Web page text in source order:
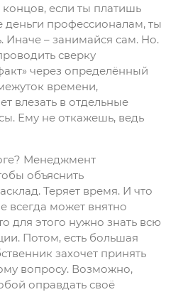
если ты платишь
деньги профессионалам, ты
Иначе – занимайся сам. Но.
сверку
через определённый
времени,
влезать в отдельные
Ему не откажешь, ведь
Менеджмент
объяснить
Теряет время. И что
всегда может внятно
для этого нужно знать всю
Потом, есть большая
захочет принять
вопросу. Возможно,
оправдать своё